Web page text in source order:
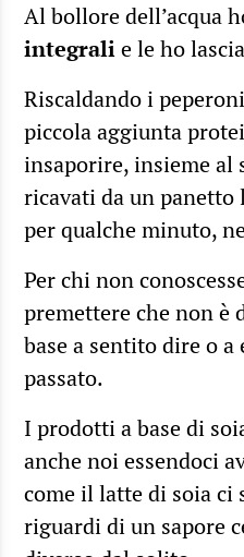
Al bollore dell’acqua
integralie le ho
Riscaldando i
piccola aggiunta
insaporire, insieme al
ricavati da un
per qualche minuto,
Per chi non
premettere che non è
base a sentito dire o
passato.
I prodotti a base di
anche noi essendoci
come il latte di soia
riguardi di un sapore